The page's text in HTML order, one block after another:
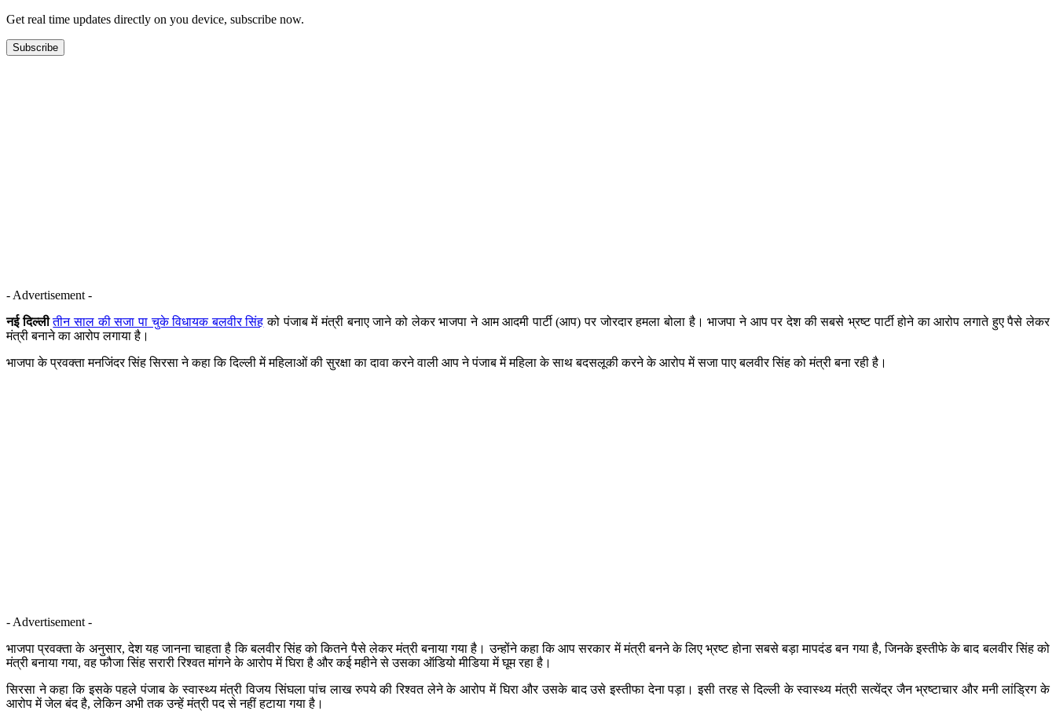
Get real time updates directly on you device, subscribe now.
Subscribe
- Advertisement -
नई दिल्ली तीन साल की सजा पा चुके विधायक बलवीर सिंह को पंजाब में मंत्री बनाए जाने को लेकर भाजपा ने आम आदमी पार्टी (आप) पर जोरदार हमला बोला है। भाजपा ने आप पर देश की सबसे भ्रष्ट पार्टी होने का आरोप लगाते हुए पैसे लेकर
मंत्री बनाने का आरोप लगाया है।
भाजपा के प्रवक्ता मनजिंदर सिंह सिरसा ने कहा कि दिल्ली में महिलाओं की सुरक्षा का दावा करने वाली आप ने पंजाब में महिला के साथ बदसलूकी करने के आरोप में सजा पाए बलवीर सिंह को मंत्री बना रही है।
- Advertisement -
भाजपा प्रवक्ता के अनुसार, देश यह जानना चाहता है कि बलवीर सिंह को कितने पैसे लेकर मंत्री बनाया गया है। उन्होंने कहा कि आप सरकार में मंत्री बनने के लिए भ्रष्ट होना सबसे बड़ा मापदंड बन गया है, जिनके इस्तीफे के बाद बलवीर सिंह को
मंत्री बनाया गया, वह फौजा सिंह सरारी रिश्वत मांगने के आरोप में घिरा है और कई महीने से उसका ऑडियो मीडिया में घूम रहा है।
सिरसा ने कहा कि इसके पहले पंजाब के स्वास्थ्य मंत्री विजय सिंघला पांच लाख रुपये की रिश्वत लेने के आरोप में घिरा और उसके बाद उसे इस्तीफा देना पड़ा। इसी तरह से दिल्ली के स्वास्थ्य मंत्री सत्येंद्र जैन भ्रष्टाचार और मनी लांड्रिग के
आरोप में जेल बंद है, लेकिन अभी तक उन्हें मंत्री पद से नहीं हटाया गया है।